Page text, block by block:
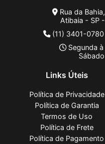
Rua da
Atibaia - SP
(11) 3401-0780
Segunda à
Links Úteis
Política de Privacidade
Política de Garantia
Termos de Uso
Política de Frete
Política de Pagamento